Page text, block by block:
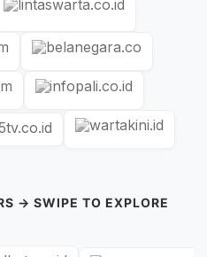
→ SWIPE TO EXPLORE